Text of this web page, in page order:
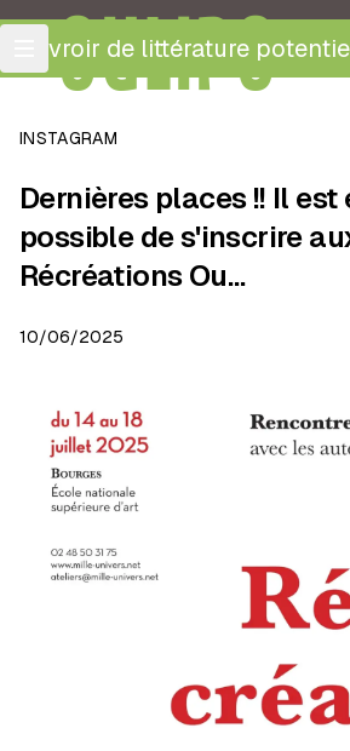
OULIPO
ouvroir de littérature
INSTAGRAM
Dernières places !! Il est
possible de s'inscrire
Récréations Ou…
10/06/2025